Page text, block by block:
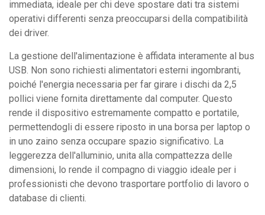
immediata, ideale per chi deve spostare dati tra sistemi
operativi differenti senza preoccuparsi della compatibilità
dei driver.
La gestione dell'alimentazione è affidata interamente al bus
USB. Non sono richiesti alimentatori esterni ingombranti,
poiché l'energia necessaria per far girare i dischi da 2,5
pollici viene fornita direttamente dal computer. Questo
rende il dispositivo estremamente compatto e portatile,
permettendogli di essere riposto in una borsa per laptop o
in uno zaino senza occupare spazio significativo. La
leggerezza dell'alluminio, unita alla compattezza delle
dimensioni, lo rende il compagno di viaggio ideale per i
professionisti che devono trasportare portfolio di lavoro o
database di clienti.